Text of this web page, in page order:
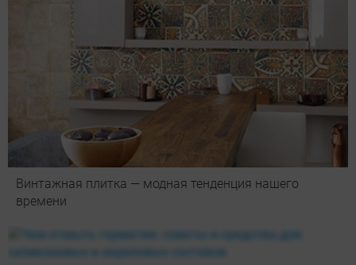
Винтажная плитка — модная тенденция нашего
времени